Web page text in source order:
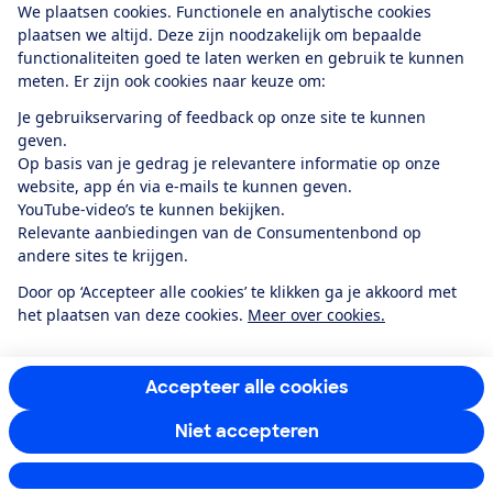
We plaatsen cookies. Functionele en analytische cookies
plaatsen we altijd. Deze zijn noodzakelijk om bepaalde
functionaliteiten goed te laten werken en gebruik te kunnen
meten. Er zijn ook cookies naar keuze om:
Je gebruikservaring of feedback op onze site te kunnen
geven.
Op basis van je gedrag je relevantere informatie op onze
website, app én via e-mails te kunnen geven.
YouTube-video’s te kunnen bekijken.
Relevante aanbiedingen van de Consumentenbond op
andere sites te krijgen.
Door op ‘Accepteer alle cookies’ te klikken ga je akkoord met
het plaatsen van deze cookies. Meer over cookies.
Accepteer alle cookies
Niet accepteren
Alles over de
app
Algemene Voorwaarden
Privacyverklaring
Cookiebeleid
Privacyvoorkeuren
Toegankelijkheid
RSS-feed nieuws
Facebook
TwitterInstagram
YoutubeLinkedIn
12.901consumentenbeoordelen de Consumentenbondmet gemiddeld